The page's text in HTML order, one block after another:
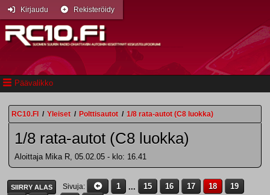
Päävalikko
Kirjaudu Rekisteröidy
RC10.FI / Yleiset / Polttisautot / 1/8 rata-autot (C8 luokka)
1/8 rata-autot (C8 luokka)
Aloittaja Mika R, 05.02.05 - klo: 16.41
SIIRRY ALAS Sivuja 1 ... 15 16 17 18
19